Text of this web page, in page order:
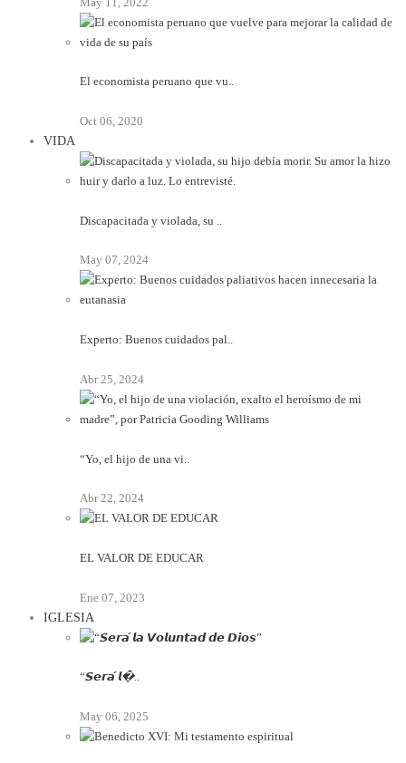
El economista peruano que vu..
Oct 06, 2020
VIDA
Discapacitada y violada, su ..
May 07, 2024
Experto: Buenos cuidados pal..
Abr 25, 2024
“Yo, el hijo de una vi..
Abr 22, 2024
EL VALOR DE EDUCAR
Ene 07, 2023
IGLESIA
“𝙎𝙚𝙧𝙖́ 𝙡�..
May 06, 2025